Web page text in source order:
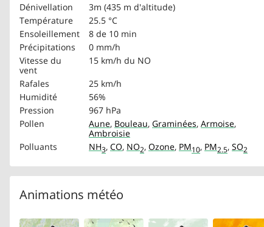
Dénivellation
3m (435 m d'altitude)
Température
25.5 °C
Ensoleillement
8 de 10 min
Précipitations
0 mm/h
Vitesse du
vent
15 km/h du NO
Rafales
25 km/h
Humidité
56%
Pression
967 hPa
Pollen
Aune, Bouleau, Graminées, Armoise,
Ambroisie
Polluants
NH3, CO, NO2, Ozone, PM10, PM2.5, SO2
Animations météo